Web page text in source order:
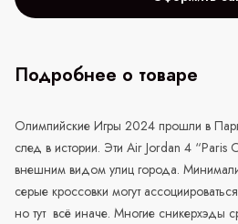
Подробнее о товаре
Олимпийские Игры 2024 прошли в
след в истории. Эти Air Jordan 4 “Paris
внешним видом улиц города.
серые кроссовки могут
но тут всё иначе. Многие сникерхэды